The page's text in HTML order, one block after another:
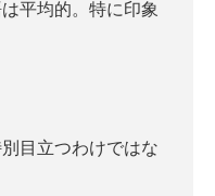
平均的。特に印象
目立つわけではな